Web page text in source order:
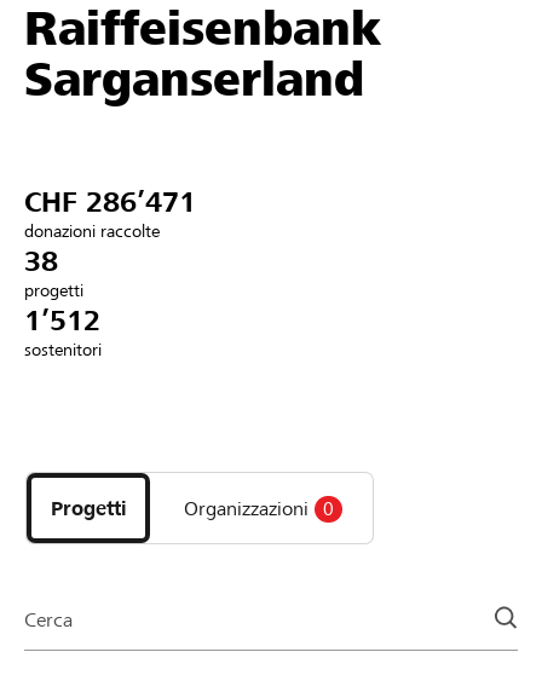
Sostenere
Aiuto & supporto
Collegarsi
DE FR IT
Raiffeisenbank
Sarganserland
CHF 286’471
donazioni raccolte
38
progetti
1’512
sostenitori
i
progetti
e
della
Progetti Organizzazioni 0
Cerca